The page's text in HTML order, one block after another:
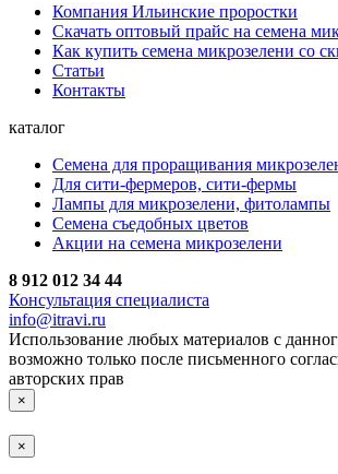
Компания Ильинские проростки
Скачать оптовый прайс на семена
Как купить семена микрозелени со
Статьи
Контакты
каталог
Семена для проращивания
Для сити-фермеров, сити-фермы
Лампы для микрозелени, фитолампы
Семена съедобных цветов
Акции на семена микрозелени
8 912 012 34 44
Консультация специалиста
info@itravi.ru
Использование любых материалов с
возможно только после письменного
авторских прав
×
×